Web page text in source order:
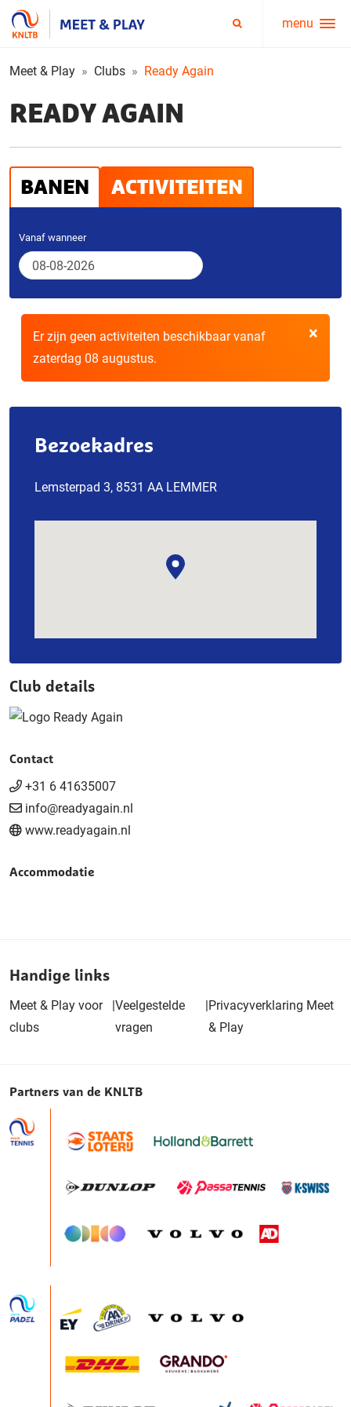
Service
menu
menu
Meet & Play Clubs Ready Again
READY AGAIN
BANEN ACTIVITEITEN
Vanaf wanneer
×
Er zijn geen activiteiten beschikbaar vanaf
zaterdag 08 augustus.
Bezoekadres
Lemsterpad 3, 8531 AA LEMMER
Club details
Contact
+31 6 41635007
info@readyagain.nl
www.readyagain.nl
Accommodatie
Handige links
Meet & Play voor
clubs
|Veelgestelde
vragen
|Privacyverklaring Meet
& Play
Partners van de KNLTB